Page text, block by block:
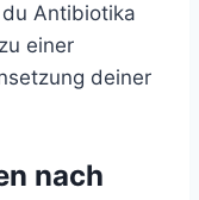
Antibiotika
einer
deiner
nach